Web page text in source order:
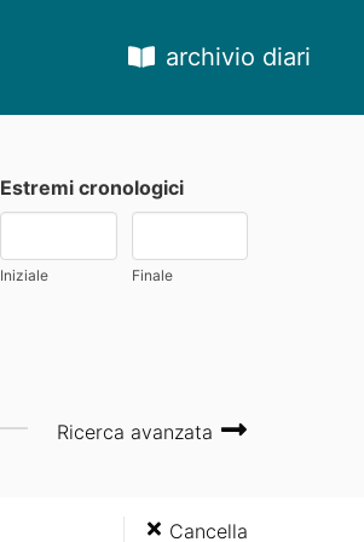
archivio diari
Estremi cronologici
Iniziale Finale
Ricerca avanzata
Cancella